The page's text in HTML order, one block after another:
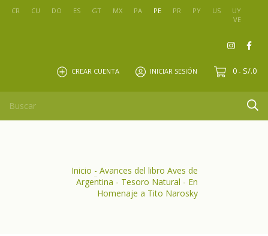
CR CU DO ES GT MX PA PE PR PY US
UY
VE
CREAR CUENTA INICIAR SESIÓN 0 - S/.0
Inicio - Avances del libro Aves de
Argentina - Tesoro Natural - En
Homenaje a Tito Narosky